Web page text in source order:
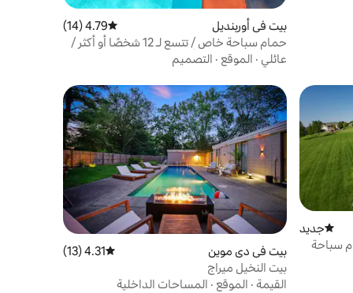
بيت في أوربنديل متوسط التقييم 4.79 من 5، 14 مراجعات
4.79 (14)
حمام سباحة خاص / تتسع لـ 12 شخصًا أو أكثر /
مناسبة للحيوانات الأليفة + فناء كبير
عائلي · الموقع · التصميم
مكان إقامة جديد
جديد
سباحة
بيت في دي موين متوسط التقييم 4.31 من 5، 13 مراجعات
4.31 (13)
بيت النخيل ميراج
القيمة · الموقع · المساحات الداخلية